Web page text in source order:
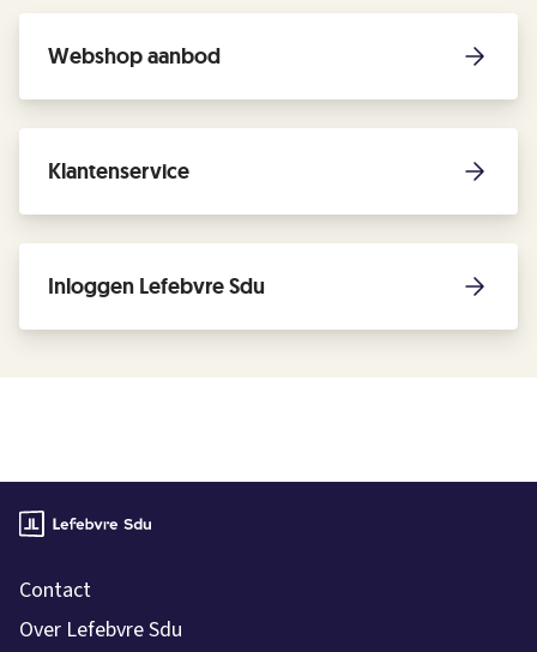
Webshop aanbod
Klantenservice
Inloggen Lefebvre Sdu
Contact
Over Lefebvre Sdu